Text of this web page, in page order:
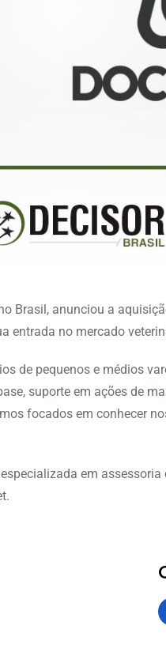
Brasil, anunciou a
entrada no mercado
de pequenos e médios
suporte em ações de
focados em conhecer
em